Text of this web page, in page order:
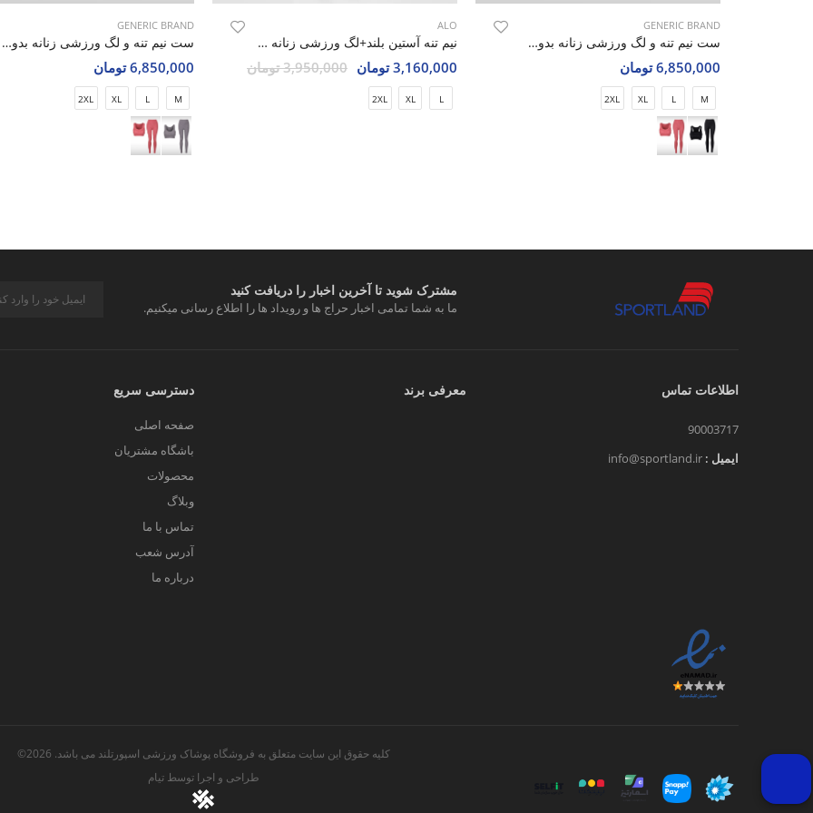
GENERIC BRAND
ست نیم تنه و لگ ورزشی زنانه بدون برند Elegant Fit W
6,850,000 تومان
M
L
XL
2XL
ALO
نیم تنه آستین بلند+لگ ورزشی زنانه الو Alo Hyper Fit W
3,160,000 تومان 3,950,000 تومان
L
XL
2XL
GENERIC BRAND
ست نیم تنه و لگ ورزشی زنانه بدون برند Elegant Fit W
6,850,000 تومان
M
L
XL
2XL
مشترک شوید تا آخرین اخبار را دریافت کنید
ما به شما تمامی اخبار حراج ها و رویداد ها را اطلاع رسانی میکنیم.
اطلاعات تماس
90003717
ایمیل : info@sportland.ir
معرفی برند دسترسی سریع
صفحه اصلی
باشگاه مشتریان
محصولات
وبلاگ
تماس با ما
آدرس شعب
درباره ما
کلیه حقوق این سایت متعلق به فروشگاه پوشاک ورزشی اسپورتلند می باشد. 2026©
طراحی و اجرا توسطتیام